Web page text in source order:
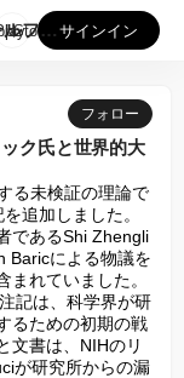
COVID隠蔽：スター研究者ラルフ・バリック氏と世界的大流行... サインイン
フォロー
ク氏と世界的大
る未検証の理論で
追加しました。
であるShi Zhengli
Baricによる物議を
れていました。
記は、科学界が研
るための初期の戦
文書は、NIHのリ
が研究所からの漏